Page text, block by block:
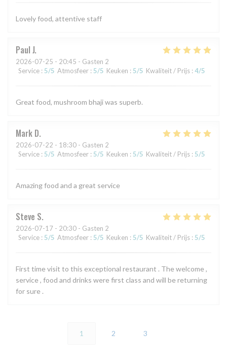
Lovely food, attentive staff
Paul J
2026-07-25 - 20:45 - Gasten 2
Service : 5/5 Atmosfeer : 5/5 Keuken : 5/5 Kwaliteit / Prijs : 4/5
Great food, mushroom bhaji was superb.
Mark D
2026-07-22 - 18:30 - Gasten 2
Service : 5/5 Atmosfeer : 5/5 Keuken : 5/5 Kwaliteit / Prijs : 5/5
Amazing food and a great service
Steve S
2026-07-17 - 20:30 - Gasten 2
Service : 5/5 Atmosfeer : 5/5 Keuken : 5/5 Kwaliteit / Prijs : 5/5
First time visit to this exceptional restaurant . The welcome ,
service , food and drinks were first class and will be returning
for sure .
1 2 3